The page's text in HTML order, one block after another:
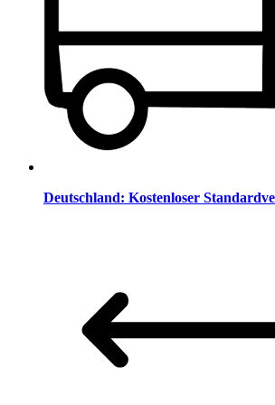
Deutschland: Kostenloser